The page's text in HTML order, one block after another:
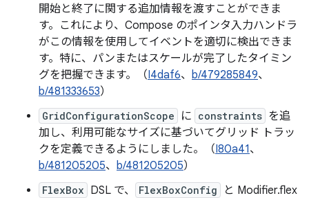
開始と終了に関する追加情報を渡すことができま
す。これにより、Compose のポインタ入力ハンドラ
がこの情報を使用してイベントを適切に検出できま
す。特に、パンまたはスケールが完了したタイミン
グを把握できます。（I4daf6、 b/479285849、
b/481333653）
GridConfigurationScope に constraints を追
加し、利用可能なサイズに基づいてグリッド トラッ
クを定義できるようにしました。（I80a41、
b/481205205、 b/481205205）
FlexBox DSL で、 FlexBoxConfig
と Modifier.flex